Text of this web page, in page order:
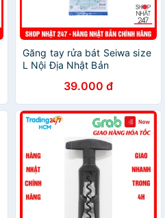
Găng tay rửa bát Seiwa size
L Nội Địa Nhật Bản
39.000 đ